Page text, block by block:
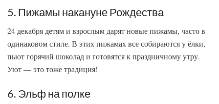
5. Пижамы накануне Рождества
24 декабря детям и взрослым дарят новые пижамы, часто в
одинаковом стиле. В этих пижамах все собираются у ёлки,
пьют горячий шоколад и готовятся к праздничному утру.
Уют — это тоже традиция!
6. Эльф на полке